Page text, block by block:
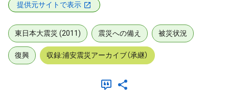
提供元サイトで表示
東日本大震災 (2011) 震災への備え 被災状況
復興 収録:浦安震災アーカイブ（承継）